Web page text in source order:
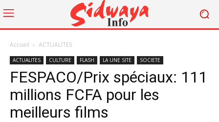
Accueil ACTUALITES
ACTUALITES CULTURE FLASH LA UNE SITE SOCIETE
FESPACO/Prix spéciaux: 111
millions FCFA pour les
meilleurs films